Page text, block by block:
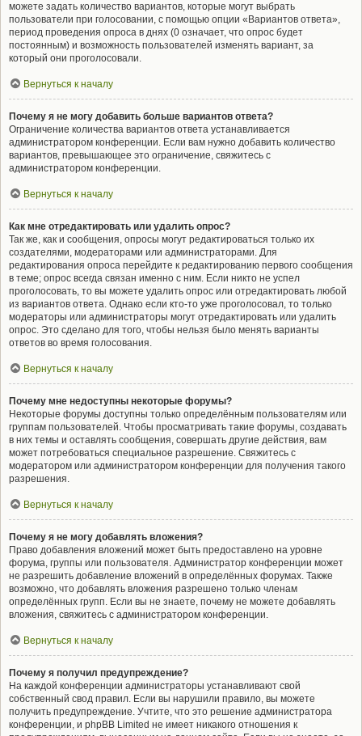
можете задать количество вариантов, которые могут выбрать
пользователи при голосовании, с помощью опции «Вариантов ответа»,
период проведения опроса в днях (0 означает, что опрос будет
постоянным) и возможность пользователей изменять вариант, за
который они проголосовали.
Вернуться к началу
Почему я не могу добавить больше вариантов ответа?
Ограничение количества вариантов ответа устанавливается
администратором конференции. Если вам нужно добавить количество
вариантов, превышающее это ограничение, свяжитесь с
администратором конференции.
Вернуться к началу
Как мне отредактировать или удалить опрос?
Так же, как и сообщения, опросы могут редактироваться только их
создателями, модераторами или администраторами. Для
редактирования опроса перейдите к редактированию первого сообщения
в теме; опрос всегда связан именно с ним. Если никто не успел
проголосовать, то вы можете удалить опрос или отредактировать любой
из вариантов ответа. Однако если кто-то уже проголосовал, то только
модераторы или администраторы могут отредактировать или удалить
опрос. Это сделано для того, чтобы нельзя было менять варианты
ответов во время голосования.
Вернуться к началу
Почему мне недоступны некоторые форумы?
Некоторые форумы доступны только определённым пользователям или
группам пользователей. Чтобы просматривать такие форумы, создавать
в них темы и оставлять сообщения, совершать другие действия, вам
может потребоваться специальное разрешение. Свяжитесь с
модератором или администратором конференции для получения такого
разрешения.
Вернуться к началу
Почему я не могу добавлять вложения?
Право добавления вложений может быть предоставлено на уровне
форума, группы или пользователя. Администратор конференции может
не разрешить добавление вложений в определённых форумах. Также
возможно, что добавлять вложения разрешено только членам
определённых групп. Если вы не знаете, почему не можете добавлять
вложения, свяжитесь с администратором конференции.
Вернуться к началу
Почему я получил предупреждение?
На каждой конференции администраторы устанавливают свой
собственный свод правил. Если вы нарушили правило, вы можете
получить предупреждение. Учтите, что это решение администратора
конференции, и phpBB Limited не имеет никакого отношения к